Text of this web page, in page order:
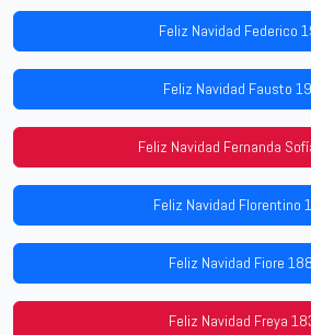
Feliz Navidad Federico
Feliz Navidad Fausto
Feliz Navidad Fernanda
Feliz Navidad Florentino
Feliz Navidad Fiore
Feliz Navidad Freya